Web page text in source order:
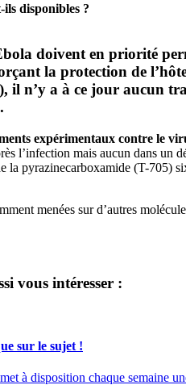
disponibles ?
doivent en priorité
la protection de
il n’y a à ce jour aucun
expérimentaux contre le
l’infection mais aucun dans un
la pyrazinecarboxamide (T-705)
menées sur d’autres
vous intéresser :
sur le sujet !
à disposition chaque semaine